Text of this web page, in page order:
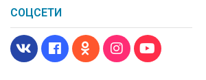
СОЦСЕТИ